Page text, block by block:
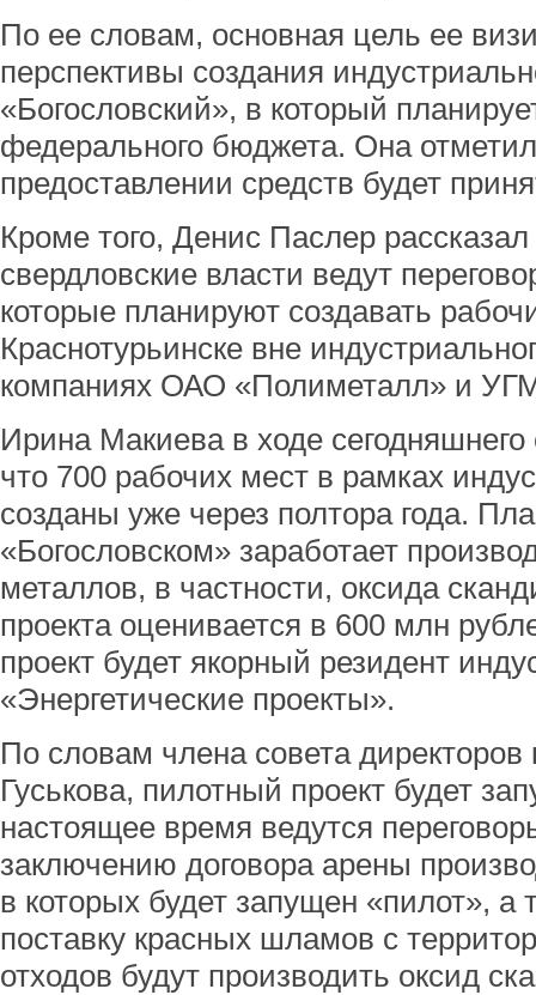
По ее словам, основная цель ее
перспективы создания
«Богословский», в который
федерального бюджета. Она
предоставлении средств будет
Кроме того, Денис Паслер
свердловские власти ведут
которые планируют создавать
Краснотурьинске вне
компаниях ОАО «Полиметалл» и
Ирина Макиева в ходе
что 700 рабочих мест в рамках
созданы уже через полтора года.
«Богословском» заработает
металлов, в частности, оксида
проекта оценивается в 600 млн
проект будет якорный резидент
«Энергетические проекты».
По словам члена совета
Гуськова, пилотный проект будет
настоящее время ведутся
заключению договора арены
в которых будет запущен «пилот», а
поставку красных шламов с
отходов будут производить оксид